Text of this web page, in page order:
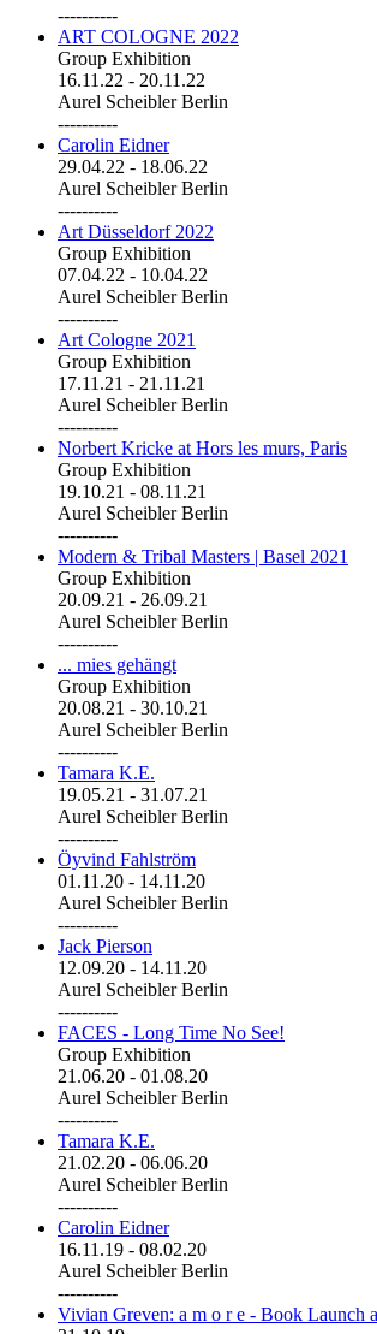
----------
ART COLOGNE 2022
Group Exhibition
16.11.22 - 20.11.22
Aurel Scheibler Berlin
----------
Carolin Eidner
29.04.22 - 18.06.22
Aurel Scheibler Berlin
----------
Art Düsseldorf 2022
Group Exhibition
07.04.22 - 10.04.22
Aurel Scheibler Berlin
----------
Art Cologne 2021
Group Exhibition
17.11.21 - 21.11.21
Aurel Scheibler Berlin
----------
Norbert Kricke at Hors les murs, Paris
Group Exhibition
19.10.21 - 08.11.21
Aurel Scheibler Berlin
----------
Modern & Tribal Masters | Basel 2021
Group Exhibition
20.09.21 - 26.09.21
Aurel Scheibler Berlin
----------
... mies gehängt
Group Exhibition
20.08.21 - 30.10.21
Aurel Scheibler Berlin
----------
Tamara K.E.
19.05.21 - 31.07.21
Aurel Scheibler Berlin
----------
Öyvind Fahlström
01.11.20 - 14.11.20
Aurel Scheibler Berlin
----------
Jack Pierson
12.09.20 - 14.11.20
Aurel Scheibler Berlin
----------
FACES - Long Time No See!
Group Exhibition
21.06.20 - 01.08.20
Aurel Scheibler Berlin
----------
Tamara K.E.
21.02.20 - 06.06.20
Aurel Scheibler Berlin
----------
Carolin Eidner
16.11.19 - 08.02.20
Aurel Scheibler Berlin
----------
Vivian Greven: a m o r e - Book Launch